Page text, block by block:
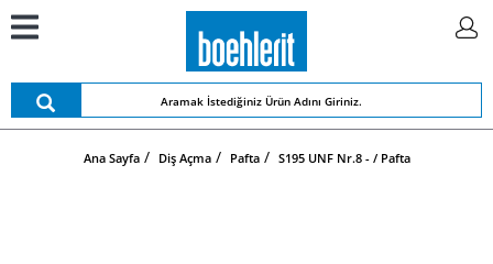
Ana Sayfa Diş Açma Pafta S195 UNF Nr.8 - / Pafta